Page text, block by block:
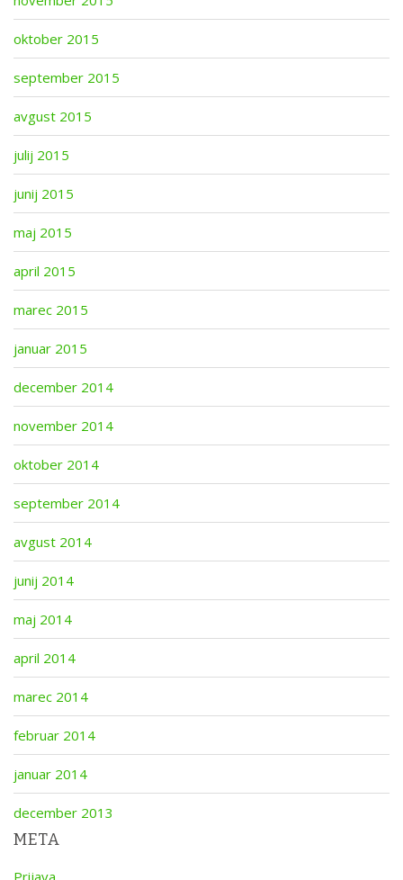
oktober 2015
september 2015
avgust 2015
julij 2015
junij 2015
maj 2015
april 2015
marec 2015
januar 2015
december 2014
november 2014
oktober 2014
september 2014
avgust 2014
junij 2014
maj 2014
april 2014
marec 2014
februar 2014
januar 2014
december 2013
META
Prijava